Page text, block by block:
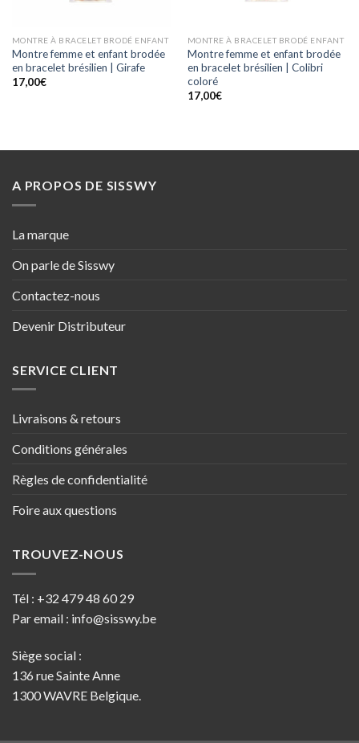
MONTRE À BRACELET BRODÉ ENFANT
Montre femme et enfant brodée
en bracelet brésilien | Girafe
17,00€
MONTRE À BRACELET BRODÉ ENFANT
Montre femme et enfant brodée
en bracelet brésilien | Colibri
coloré
17,00€
A PROPOS DE SISSWY
La marque
On parle de Sisswy
Contactez-nous
Devenir Distributeur
SERVICE CLIENT
Livraisons & retours
Conditions générales
Règles de confidentialité
Foire aux questions
TROUVEZ-NOUS
Tél : +32 479 48 60 29
Par email : info@sisswy.be
Siège social :
136 rue Sainte Anne
1300 WAVRE Belgique.